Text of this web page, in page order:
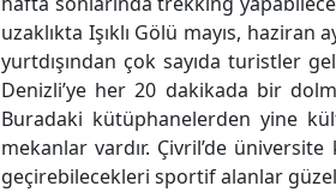
uzaklıkta Işıklı Gölü mayıs,
yurtdışından çok sayıda turistler
Denizli’ye her 20 dakikada bir
Buradaki kütüphanelerden yine
mekanlar vardır. Çivril’de
geçirebilecekleri sportif alanlar